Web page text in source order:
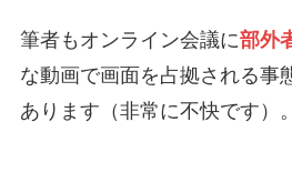
筆者もオンライン会議に部外
な動画で画面を占拠される事
あります（非常に不快です）。